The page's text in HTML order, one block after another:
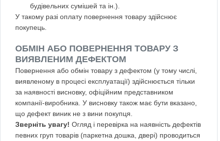
будівельних сумішей та ін.).
У такому разі оплату повернення товару здійснює
покупець.
ОБМІН АБО ПОВЕРНЕННЯ ТОВАРУ З
ВИЯВЛЕНИМ ДЕФЕКТОМ
Повернення або обмін товару з дефектом (у тому числі,
виявленому в процесі експлуатації) здійснюється тільки
за наявності висновку, офіційним представником
компанії-виробника. У висновку також має бути вказано,
що дефект виник не з вини покупця.
Зверніть увагу! Огляд і перевірка на наявність дефектів
певних груп товарів (паркетна дошка, двері) проводиться